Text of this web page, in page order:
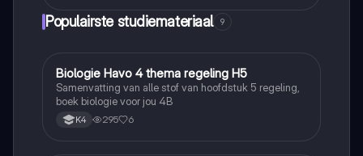
Populairste studiemateriaal 9
Biologie
Biologie Havo 4 thema regeling H5
Samenvatting van alle stof van hoofdstuk 5 regeling,
boek biologie voor jou 4B
K4 295 6